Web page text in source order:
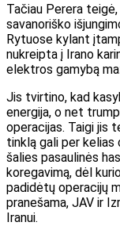
Tačiau Perera
savanoriško
Rytuose kylant
nukreipta į Irano
elektros gamybą
Jis tvirtino, kad
energija, o net
operacijas. Taigi jis
tinklą gali per kelias
šalies pasaulinės
koregavimą, dėl
padidėtų operacijų
pranešama, JAV ir
Iranui.